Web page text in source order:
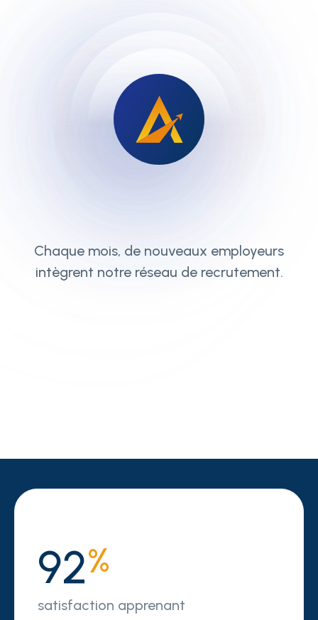
Chaque mois, de nouveaux employeurs
intègrent notre réseau de recrutement.
92%
satisfaction apprenant